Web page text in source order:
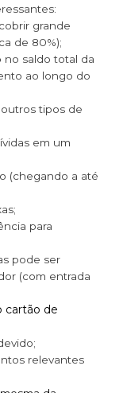
grande
de 80%);
no saldo total da
ao longo do
tipos de
em um
(chegando a até
para
pode ser
(com entrada
cartão de
relevantes